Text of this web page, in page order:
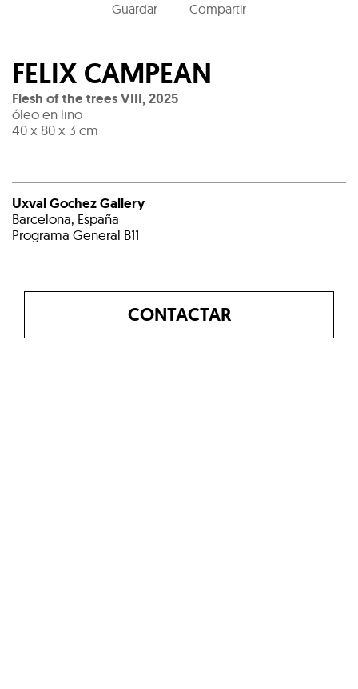
Guardar Compartir
FELIX CAMPEAN
Flesh of the trees VIII,2025
óleo en lino
40 x 80 x 3 cm
Uxval Gochez Gallery
Barcelona, España
Programa General B11
CONTACTAR